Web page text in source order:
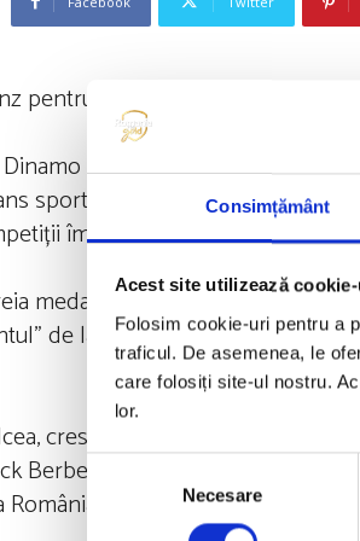
Consimțământ
Acest site utilizează
Folosim cookie-uri pentru a
traficul. De asemenea, le
care folosiți site-ul nostru.
lor.
Selecția
consimțământului
Necesare
pentru România la CE de tineret
București, Patrick
sportiv de la Burgas (Bulgaria).
împreună din august anul
medalie din acest an pentru
de la Mondialul de tineret –
crescut la Școala de dans Ru
Berbece s-a mutat ulterior în
în 19 noiembrie 2023.